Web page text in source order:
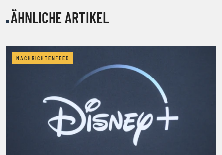
ÄHNLICHE ARTIKEL
NACHRICHTENFEED